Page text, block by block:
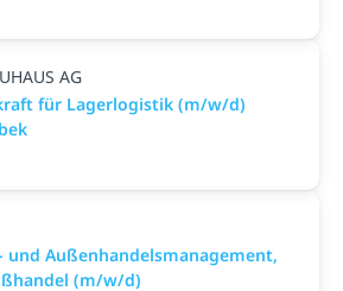
AG
für Lagerlogistik (m/w/d)
und Außenhandelsmanagement,
(m/w/d)